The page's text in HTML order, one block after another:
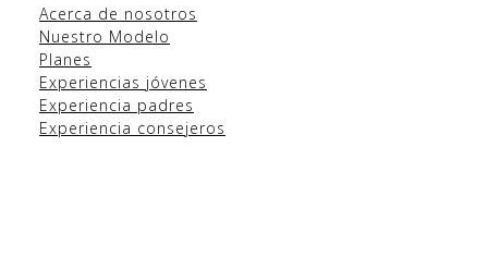
Acerca de nosotros
Nuestro Modelo
Planes
Experiencias jóvenes
Experiencia padres
Experiencia consejeros